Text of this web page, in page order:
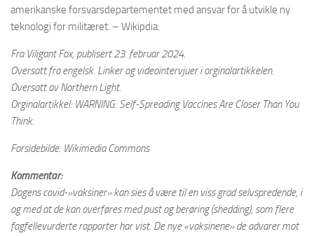
amerikanske forsvarsdepartementet med ansvar for å utvikle ny
teknologi for militæret. – Wikipdia.
Fra Viligant Fox, publisert 23. februar 2024.
Oversatt fra engelsk. Linker og videointervjuer i orginalartikkelen.
Oversatt av Northern Light.
Orginalartikkel: WARNING: Self-Spreading Vaccines Are Closer Than You
Think.
Forsidebilde: Wikimedia Commons
Kommentar:
Dagens covid-»vaksiner» kan sies å være til en viss grad selvspredende, i
og med at de kan overføres med pust og berøring (shedding), som flere
fagfellevurderte rapporter har vist. De nye «vaksinene» de advarer mot